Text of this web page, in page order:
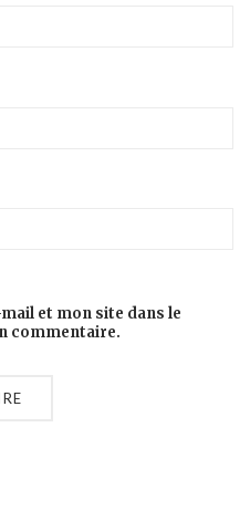
et mon site dans le
commentaire.